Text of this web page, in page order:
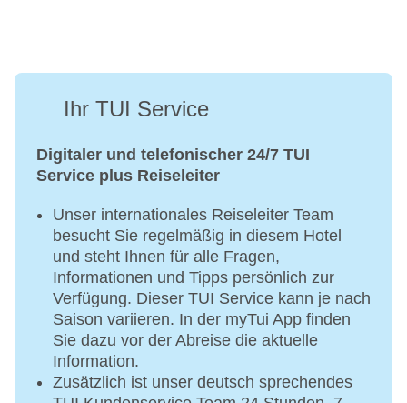
Ihr TUI Service
Digitaler und telefonischer 24/7 TUI
Service plus Reiseleiter
Unser internationales Reiseleiter Team
besucht Sie regelmäßig in diesem Hotel
und steht Ihnen für alle Fragen,
Informationen und Tipps persönlich zur
Verfügung. Dieser TUI Service kann je nach
Saison variieren. In der myTui App finden
Sie dazu vor der Abreise die aktuelle
Information.
Zusätzlich ist unser deutsch sprechendes